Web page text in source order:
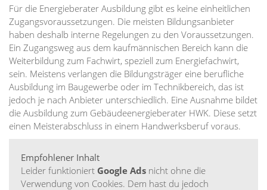
Für die Energieberater Ausbildung gibt es keine einheitlichen
Zugangsvoraussetzungen. Die meisten Bildungsanbieter
haben deshalb interne Regelungen zu den Voraussetzungen.
Ein Zugangsweg aus dem kaufmännischen Bereich kann die
Weiterbildung zum Fachwirt, speziell zum Energiefachwirt,
sein. Meistens verlangen die Bildungsträger eine berufliche
Ausbildung im Baugewerbe oder im Technikbereich, das ist
jedoch je nach Anbieter unterschiedlich. Eine Ausnahme bildet
die Ausbildung zum Gebäudeenergieberater HWK. Diese setzt
einen Meisterabschluss in einem Handwerksberuf voraus.
Empfohlener Inhalt
Leider funktioniert Google Ads nicht ohne die
Verwendung von Cookies. Dem hast du jedoch